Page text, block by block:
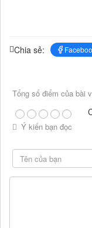
Chia sẻ:
Tổng số điểm của bài
Ý kiến bạn đọc